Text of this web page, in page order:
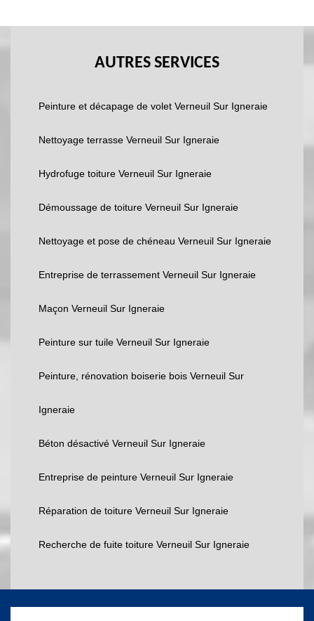
AUTRES SERVICES
Peinture et décapage de volet Verneuil Sur Igneraie
Nettoyage terrasse Verneuil Sur Igneraie
Hydrofuge toiture Verneuil Sur Igneraie
Démoussage de toiture Verneuil Sur Igneraie
Nettoyage et pose de chéneau Verneuil Sur Igneraie
Entreprise de terrassement Verneuil Sur Igneraie
Maçon Verneuil Sur Igneraie
Peinture sur tuile Verneuil Sur Igneraie
Peinture, rénovation boiserie bois Verneuil Sur
Igneraie
Béton désactivé Verneuil Sur Igneraie
Entreprise de peinture Verneuil Sur Igneraie
Réparation de toiture Verneuil Sur Igneraie
Recherche de fuite toiture Verneuil Sur Igneraie